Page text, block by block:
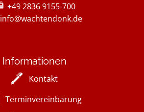
+49 2836 9155-700
info@wachtendonk.de
Informationen
Kontakt
Terminvereinbarung